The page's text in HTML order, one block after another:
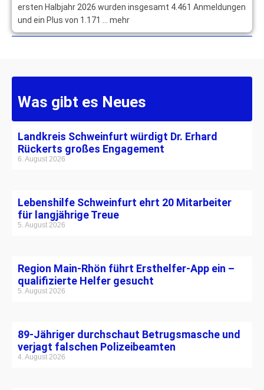
ersten Halbjahr 2026 wurden insgesamt 4.461 Anmeldungen
und ein Plus von 1.171 … mehr
Was gibt es Neues
Landkreis Schweinfurt würdigt Dr. Erhard
Rückerts großes Engagement
6. August 2026
Lebenshilfe Schweinfurt ehrt 20 Mitarbeiter
für langjährige Treue
5. August 2026
Region Main-Rhön führt Ersthelfer-App ein –
qualifizierte Helfer gesucht
5. August 2026
89-Jähriger durchschaut Betrugsmasche und
verjagt falschen Polizeibeamten
4. August 2026